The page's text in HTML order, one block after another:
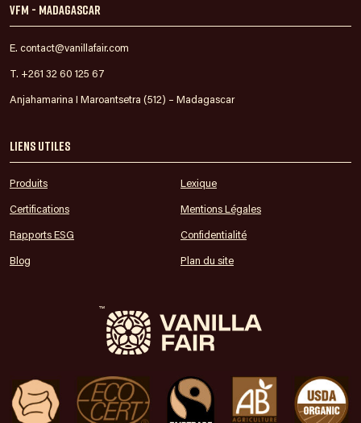
VFM - Madagascar
E. contact@vanillafair.com
T. +261 32 60 125 67
Anjahamarina I Maroantsetra (512) – Madagascar
Liens utiles
Produits Lexique
Certifications Mentions Légales
Rapports ESG Confidentialité
Blog Plan du site